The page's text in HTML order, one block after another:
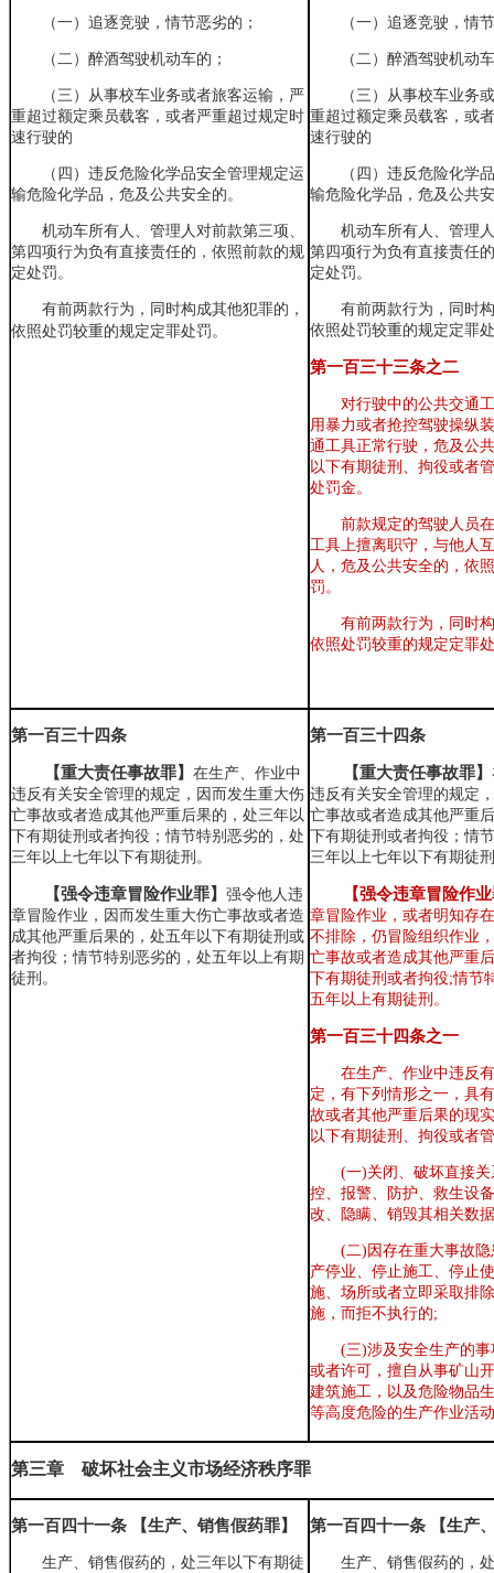
（一）追逐竞驶，情节恶劣的；
（二）醉酒驾驶机动车的；
（三） 从事校车业务或者旅客运输，严
重超过额定乘员载客，或者严重超过规定时
速行驶的
（四）违反危险化学品安全管理规定运
输危险化学品，危及公共安全的。
机动车所有人、管理人对前款第三项、
第四项行为负有直接责任的，依照前款的规
定处罚。
有前两款行为，同时构成其他犯罪的，
依照处罚较重的规定定罪处罚。
（一）追逐竞驶，情
（二）醉酒驾驶机动
（三） 从事校车业务
重超过额定乘员载客，或
速行驶的
（四）违反危险化学
输危险化学品，危及公共
机动车所有人、管理
第四项行为负有直接责任
定处罚。
有前两款行为，同时
依照处罚较重的规定定罪
第一百三十三条之二
对行驶中的公共交通
用暴力或者抢控驾驶操纵
通工具正常行驶 ，危及公
以下有期徒刑、拘役或者
处罚金。
前款规定的驾驶人员
工具上擅离职守 ，与他人
人 ，危及公共安全的 ，依
罚。
有前两款行为 ， 同时
依照处罚较重的规定定罪
第一百三十四条
【重大责任事故罪】 在生产、作业中
违反有关安全管理的规定，因而发生重大伤
亡事故或者造成其他严重后果的，处三年以
下有期徒刑或者拘役；情节特别恶劣的，处
三年以上七年以下有期徒刑。
【强令违章冒险作业罪】 强令他人违
章冒险作业，因而发生重大伤亡事故或者造
成其他严重后果的，处五年以下有期徒刑或
者拘役；情节特别恶劣的，处五年以上有期
徒刑。
第一百三十四条
【重大责任事故罪】
违反有关安全管理的规定
亡事故或者造成其他严重
下有期徒刑或者拘役；情
三年以上七年以下有期徒
【强令违章冒险作
章冒险作业 ，或者明知存
不排除 ，仍冒险组织作业
亡事故或者造成其他严重
下有期徒刑或者拘役;情节
五年以上有期徒刑。
第一百三十四条之一
在生产、作业中违反
定 ，有下列情形之一 ，具
故或者其他严重后果的现
以下有期徒刑、拘役或者
(一)关闭、破坏直接
控、报警、防护、救生设
改、隐瞒、销毁其相关数
(二)因存在重大事故
产停业、停止施工、停止
施、场所或者立即采取排
施 ， 而拒不执行的;
(三)涉及安全生产的
或者许可 ，擅自从事矿山
建筑施工 ， 以及危险物品
等高度危险的生产作业活
第三章 破坏社会主义市场经济秩序罪
第一百四十一条 【生产、销售假药罪】
生产、销售假药的，处三年以下有期徒
第一百四十一条 【生产
生产、销售假药的，